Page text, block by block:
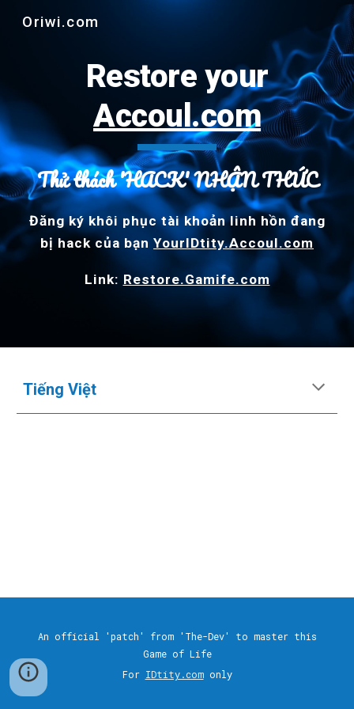
Skip to main content Skip to navigation
Oriwi.com
Restore your
Accoul.com
Thử thách 'HACK' NHẬN THỨC
Đăng ký khôi phục tài khoản linh hồn đang
bị hack của bạn YourIDtity.Accoul.com
Link: Restore.Gamife.com
Tiếng Việt
An official 'patch' from 'The-Dev' to master this
Game of Life
For IDtity.comonly